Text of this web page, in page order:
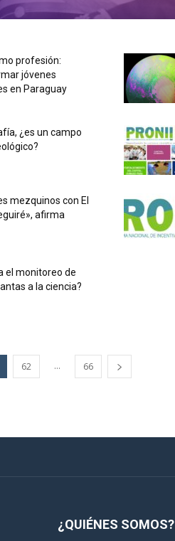
profesión:
jóvenes
en Paraguay
¿es un campo
mezquinos con El
afirma
el monitoreo de
a la ciencia?
62 ... 66
¿QUIÉNES SOMOS?